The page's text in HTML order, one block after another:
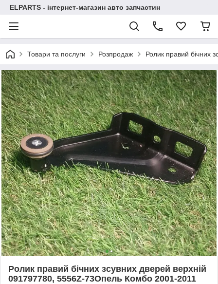
ELPARTS - інтернет-магазин авто запчастин
Товари та послуги Розпродаж Ролик правий бічних
Ролик правий бічних зсувних дверей верхній
091797780, 5556Z-73Опель Комбо 2001-2011